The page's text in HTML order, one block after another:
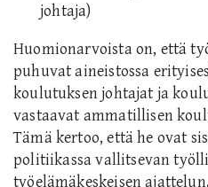
johtaja)
Huomionarvoista on, että
puhuvat aineistossa
koulutuksen johtajat ja
vastaavat ammatillisen
Tämä kertoo, että he ovat
politiikassa vallitsevan
työelämäkeskeisen